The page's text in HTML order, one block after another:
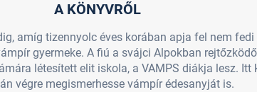
A KÖNYVRŐL
amíg tizennyolc éves korában apja fel nem
gyermeke. A fiú a svájci Alpokban
létesített elit iskola, a VAMPS diákja lesz.
végre megismerhesse vámpír édesanyját is.